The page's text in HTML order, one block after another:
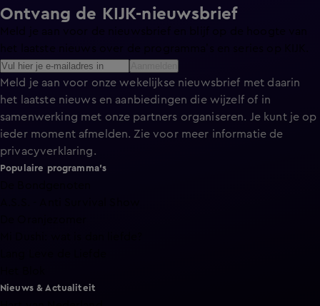
Ontvang de KIJK-nieuwsbrief
Meld je aan voor onze wekelijkse nieuwsbrief met daarin
het laatste nieuws en aanbiedingen die wijzelf of in
samenwerking met onze partners organiseren. Je kunt je op
ieder moment afmelden. Zie voor meer informatie de
privacyverklaring.
Populaire programma's
Nieuws & Actualiteit